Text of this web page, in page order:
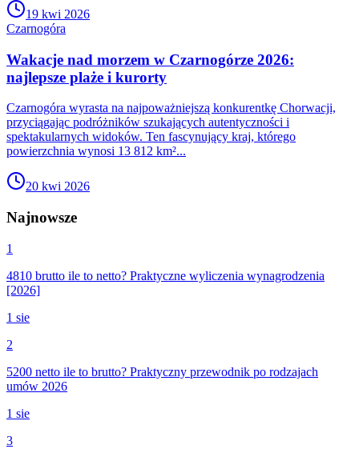
19 kwi 2026
Czarnogóra
Wakacje nad morzem w Czarnogórze 2026:
najlepsze plaże i kurorty
Czarnogóra wyrasta na najpoważniejszą konkurentkę Chorwacji,
przyciągając podróżników szukających autentyczności i
spektakularnych widoków. Ten fascynujący kraj, którego
powierzchnia wynosi 13 812 km²...
20 kwi 2026
Najnowsze
1
4810 brutto ile to netto? Praktyczne wyliczenia wynagrodzenia
[2026]
1 sie
2
5200 netto ile to brutto? Praktyczny przewodnik po rodzajach
umów 2026
1 sie
3